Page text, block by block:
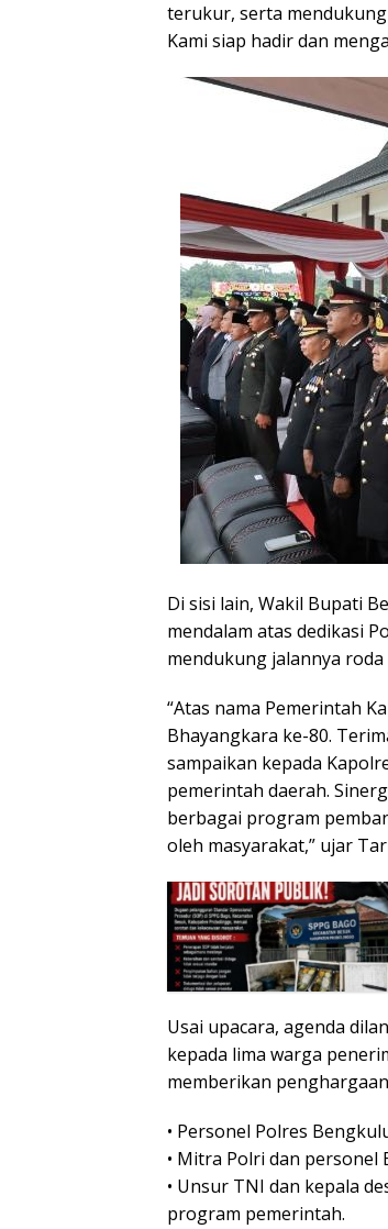
terukur, serta
Kami siap hadir dan
Di sisi lain, Wakil Bupati
mendalam atas dedikasi
mendukung jalannya
“Atas nama Pemerintah
Bhayangkara ke-80.
sampaikan kepada
pemerintah daerah.
berbagai program
oleh masyarakat,” ujar
Usai upacara, agenda
kepada lima warga
memberikan
• Personel Polres
• Mitra Polri dan personel
• Unsur TNI dan kepala
program pemerintah.